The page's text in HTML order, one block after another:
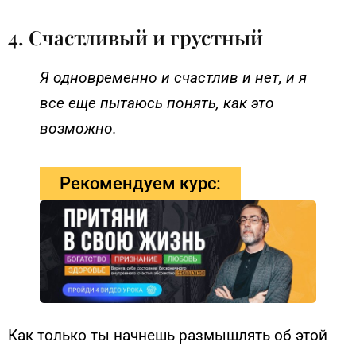
4. Счастливый и грустный
Я одновременно и счастлив и нет, и я
все еще пытаюсь понять, как это
возможно.
Рекомендуем курс:
Как только ты начнешь размышлять об этой